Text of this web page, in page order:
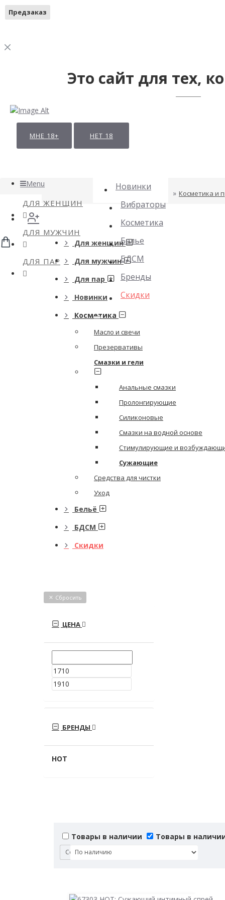
Это сайт для тех,
МНЕ 18+ НЕТ 18
Menu
ДЛЯ ЖЕНЩИН
ДЛЯ МУЖЧИН
ДЛЯ ПАР
Новинки
Вибраторы
Косметика
Белье
БДСМ
Бренды
Скидки
Косметика и
Для женщин
Для мужчин
Для пар
Новинки
Косметика
Масло и свечи
Презервативы
Смазки и гели
Анальные смазки
Пролонгирующие
Силиконовые
Смазки на водной основе
Стимулирующие и
Сужающие
Средства для чистки
Уход
Бельё
БДСМ
Скидки
Сбросить
ЦЕНА
БРЕНДЫ
HOT
Товары в наличии Товары в
Сортировка:
Предзаказ
Предзаказ